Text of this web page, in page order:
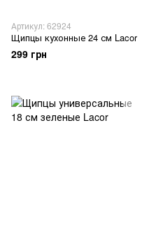
Артикул: 62924
Щипцы кухонные 24 см Lacor
299 грн